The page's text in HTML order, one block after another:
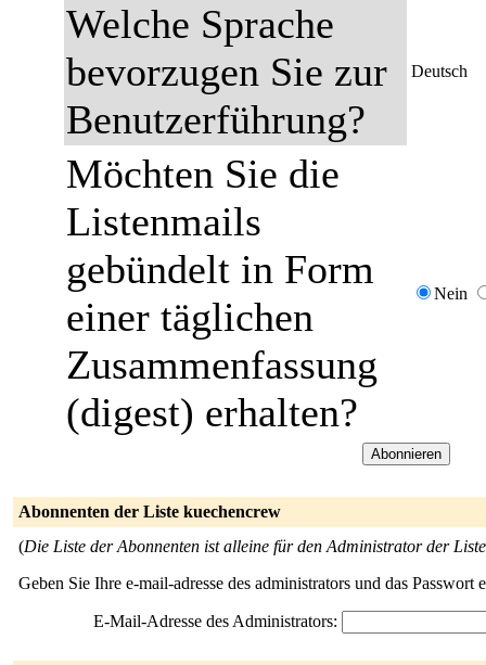
Welche Sprache
bevorzugen Sie zur
Benutzerführung?
Deutsch
Möchten Sie die
Listenmails
gebündelt in Form
einer täglichen
Zusammenfassung
(digest) erhalten?
Nein
Abonnenten der Liste kuechencrew
(Die Liste der Abonnenten ist alleine für den Administrator der
Geben Sie Ihre e-mail-adresse des administrators und das
E-Mail-Adresse des Administrators: